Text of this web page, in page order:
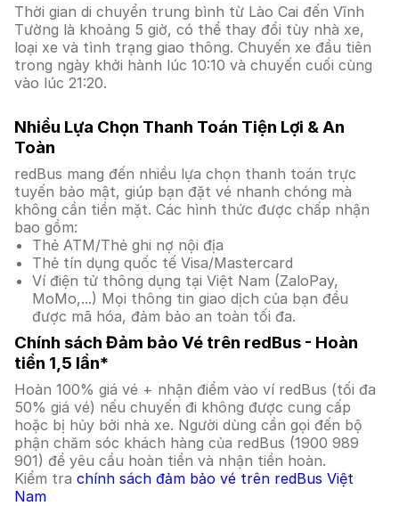
Thời gian di chuyển trung bình từ Lào Cai đến Vĩnh
Tường là khoảng 5 giờ, có thể thay đổi tùy nhà xe,
loại xe và tình trạng giao thông. Chuyến xe đầu tiên
trong ngày khởi hành lúc 10:10 và chuyến cuối cùng
vào lúc 21:20.
Nhiều Lựa Chọn Thanh Toán Tiện Lợi & An
Toàn
redBus mang đến nhiều lựa chọn thanh toán trực
tuyến bảo mật, giúp bạn đặt vé nhanh chóng mà
không cần tiền mặt. Các hình thức được chấp nhận
bao gồm:
Thẻ ATM/Thẻ ghi nợ nội địa
Thẻ tín dụng quốc tế Visa/Mastercard
Ví điện tử thông dụng tại Việt Nam (ZaloPay,
MoMo,...) Mọi thông tin giao dịch của bạn đều
được mã hóa, đảm bảo an toàn tối đa.
Chính sách Đảm bảo Vé trên redBus - Hoàn
tiền 1,5 lần*
Hoàn 100% giá vé + nhận điểm vào ví redBus (tối đa
50% giá vé) nếu chuyến đi không được cung cấp
hoặc bị hủy bởi nhà xe. Người dùng cần gọi đến bộ
phận chăm sóc khách hàng của redBus (1900 989
901) để yêu cầu hoàn tiền và nhận tiền hoàn.
Kiểm tra chính sách đảm bảo vé trên redBus Việt
Nam